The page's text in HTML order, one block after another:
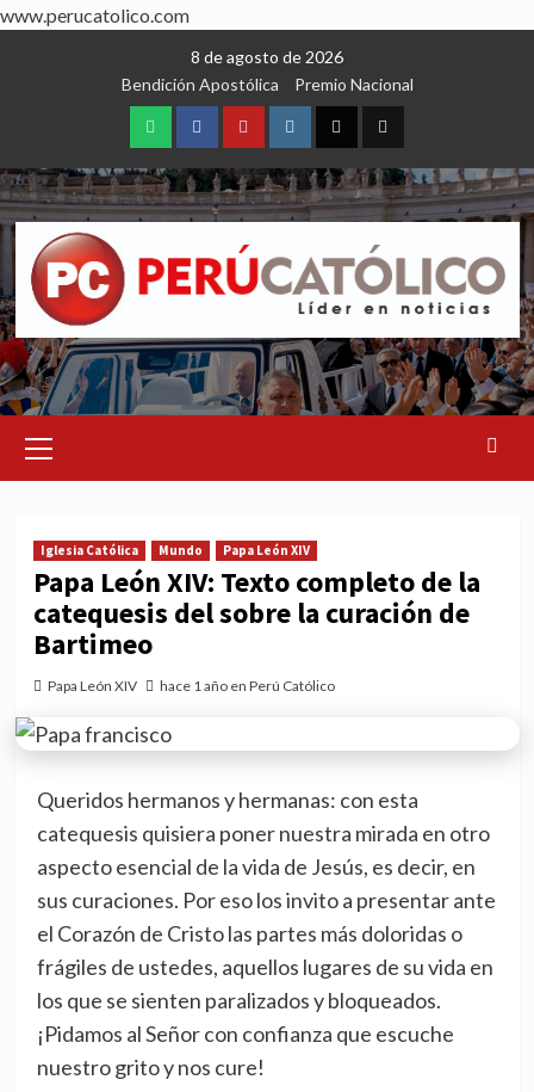
www.perucatolico.com
8 de agosto de 2026
Bendición Apostólica
Premio Nacional
WhatsAppFacebookYoutubeInstagram
X TikTok
Menu
Iglesia Católica Mundo Papa León XIV
Papa León XIV: Texto completo de la
catequesis del sobre la curación de
Bartimeo
Papa León XIV hace 1 año en Perú Católico
Queridos hermanos y hermanas: con esta
catequesis quisiera poner nuestra mirada en otro
aspecto esencial de la vida de Jesús, es decir, en
sus curaciones. Por eso los invito a presentar ante
el Corazón de Cristo las partes más doloridas o
frágiles de ustedes, aquellos lugares de su vida en
los que se sienten paralizados y bloqueados.
¡Pidamos al Señor con confianza que escuche
nuestro grito y nos cure!